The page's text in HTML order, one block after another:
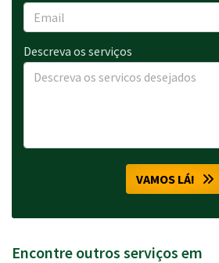
Descreva os serviços
VAMOS LÁ!
Encontre outros serviços em